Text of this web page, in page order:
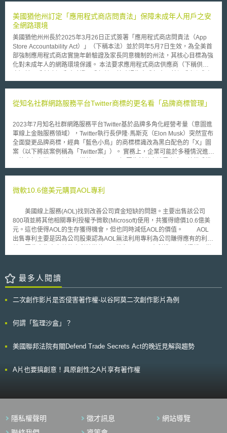
知識外顯化，推動開發生產管理與農業經營指導等系統。活力創造計畫係由
日本內閣設置之農林水產業地域活力創造本部[2]（以下簡稱活力創造本部）
發布，活力創造本部由內閣首相擔任本部長，內閣官房長官、農林水產大臣
擔任副本部長以及相關閣僚參與。 日本政府隨後於2016年、2019年發
布「農業競爭力強化計畫」與「農業生產基礎強化計畫」，這些計畫與智慧
農業推動也都息息相關。此揭係針對該時期農業領域待解決之議題提出相對
應的強化政策，並將這些計畫統整歸納進活力創造計畫，做為推動農業整體
競爭力強化計畫」，主要目的為整備農業經營環境，使農民得以自由展開經
向，包括：一、整頓農業上下游產業；、改善人力與土地；三、引進保險互
畫並公布改訂版的活力創造計畫[4]，做為農業競爭力再強化改革之項目。與
智慧農業推動相關項目可見於(1)「二、改善人力與土地」面向，促進開發
活用ICT遠距離監視水田之低成本水資源管理系統，以構築地區水資源管理
模式；(2)「四、改革酪農業」面向，為達到穩定配方飼料價格、強化肉牛
生產基礎之目標，推動活用 ICT 減輕勞動負擔、提高生產力以及推動擴大生
產規模。 活力創造本部於去（2019）年12月10日公布「農業生產基礎
強生產基礎，以加速轉型為進攻型農業，安倍首相同日表示將持續擴大向全
策方針。財政年度預算追加約3,200億日元（約883億台幣）作為農業措
施，利用該預算加強生產基礎，擴大農產品出口量以及鼓勵年輕人參與農
業。政策重點之一即為智慧農業落地利用與推動數位政策，包括至2022年
無人機噴灑農藥擴大至100萬公頃、至2025年實踐大多數主要從農者能活用
自然災害與家畜傳染病、農產品貿易國際環境變化等議題。 計畫構成
共11項：1.設立促進農產輸出之指揮總部以更擴大輸出、2.擴大肉用牛・酪
農生產方案、3.對應新需求之園藝作物生產體制強化、4.水田農業種植作物
整備與活性化、8.強化與食品產業、供應商企業等合作、9.得以對應人手不
（Classical Swine Fever，CSF）、非洲豬瘟（African Swine Fever，
ASF）等家畜疾病對策。 其中「5.智慧農林漁業的落地實用以及數位政
漁業現場落地實用之同時，檢視以數位技術為前提之政策方法，推動農業數
業技術的新服務（例如共享服務等），有助於加速化智慧農業的落地實施。
(3)由於利用無人機噴灑農藥之方式的快速普及，至2022年度的噴灑面積將
美國猶他州訂定「應用程式商店問責法」保障未成年人用戶之安
全網路環境
美國猶他州州長於2025年3月26日正式簽署「應用程式商店問責法（App
Store Accountability Act）」（下稱本法）並於同年5月7日生效，為全美首
部強制應用程式商店實施年齡驗證及家長同意機制的州法，其核心目標為強
化對未成年人的網路環境保護。 本法要求應用程式商店供應商（下稱供應
過驗證的「家長帳戶」相關聯，未成年人下載或購買應用程式前，供應商須
向家長提出詳細聲明揭露該應用程式之年齡分級、內容描述、個資之收集與
變更時通知家長並重新取得同意。 應用程式開發者（下稱開發者）亦須向
供應商提供準確的資訊，並於應用程式發生「重大變更」時及時通知供應
商，及透過數據共享機制驗證其猶他州用戶的年齡以及未成年用戶的家長同
意狀態。若開發者善意信賴供應商所提供的年齡及同意資訊行事，可豁免承
擔違規責任（安全港機制），爰本法主要的問責對象為供應商。 前述核心
欺騙性交易行為而受到追訴；且自2026年12月31日起，若未成年人因供應
求賠償。
從知名社群網路服務平台Twitter商標的更名看「品牌商標管理」
2023年7月知名社群網路服務平台Twitter基於品牌多角化經營考量（意圖進
軍線上金融服務領域），Twitter執行長伊隆·馬斯克（Elon Musk）突然宣布
全面變更品牌商標，經典「藍色小鳥」的商標標識改為黑白配色的「X」圖
案（以下將該案例稱為「Twitter案」）。 實務上，企業可能於多種情況進行
公司轉型為商業科技公司的決心，故更換新商標，可見Twitter案的更名在科
商標為指示品牌商品與服務來源的重要識別標識，在Twitter案中使用單一英
商標權，且其保護範圍可能也因此限縮於設計過的「黑白X標識」；其次，
X作為一個常用的英文單字，較易產生與他人商標近似之風險，例如：微軟
（Microsoft）公司2003年註冊與其遊戲系統Xbox通訊有關的X商標，或
Meta公司自2019年起擁有藍白色彩的X字母商標，且註冊商標指定範圍也
是社群媒體、軟體等。 為降低前述品牌商標爭議問題，建議企業由品牌標
淆誤認等法定無法取得商標等風險，再決定是否維持原設計理念投入設計。
如：Twitter案新商標X，除了透過品牌標識設計增加法律上的識別性，同時
降低可能的侵權風險。 二、品牌全球拓展階段：如果預見可能侵權風險，
如：透過投放廣告加強在消費者心中「黑白X標識」與品牌的連結等。 有關
值得關注的議題。 本文同步刊登於TIPS網站（https://www.tips.org.tw）
微軟10.6億美元購買AOL專利
美國線上服務(AOL)找到改善公司資金短缺的問題。主要出售該公司
800項並將其他相關專利授權予微軟(Microsoft)使用，共獲得總價10.6億美
元。這也使得AOL的生存獲得機會，但也同時減低AOL的價值。 AOL
出售專利主要是因為公司股東認為AOL無法利用專利為公司賺得應有的利
軟使用，其技術主要為廣告、搜尋、網際網路、多媒體等其他相關專利。
微軟股價下降1.1%，而AOL股價卻上漲43%，每股26.2美元。整體而言，
微軟期望透過此專利交易，比起AOL更有效率獲取收益，而AOL出售專利的
大的回饋金，他們也同時失去未來無法預期的更大的利益回饋。 微軟
一提出訴訟的公司。近幾年幾家科技公司，谷歌(Google)、甲骨文公司
費用，共2.9億美元給I4i公司。
最多人閱讀
二次創作影片是否侵害著作權-以谷阿莫二次創作影片為例
何謂「監理沙盒」？
美國聯邦法院有關Defend Trade Secrets Act的晚近見解與趨勢
A片也要搞創意！具原創性之A片享有著作權
隱私權聲明 徵才訊息
網站導覽